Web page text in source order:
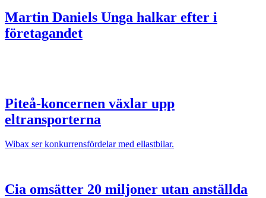
Martin Daniels Unga halkar efter i
företagandet
Piteå-koncernen växlar upp
eltransporterna
Wibax ser konkurrensfördelar med ellastbilar.
Cia omsätter 20 miljoner utan anställda